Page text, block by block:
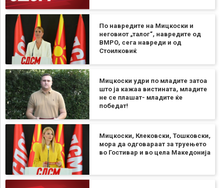
По навредите на Мицкоски и
неговиот „талог“, навредите од
ВМРО, сега навреди и од
Стоилковиќ
Мицкоски удри по младите затоа
што ја кажаа вистината, младите
не се плашат- младите ќе
победат!
Мицкоски, Клековски, Тошковски,
мора да одговараат за труењето
во Гостивар и во цела Македонија